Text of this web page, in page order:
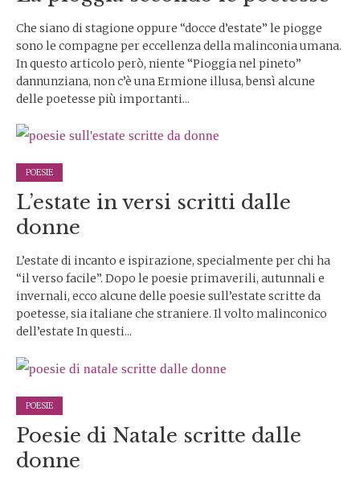
Che siano di stagione oppure “docce d’estate” le piogge
sono le compagne per eccellenza della malinconia umana.
In questo articolo però, niente “Pioggia nel pineto”
dannunziana, non c’è una Ermione illusa, bensì alcune
delle poetesse più importanti...
POESIE
L’estate in versi scritti dalle
donne
L’estate di incanto e ispirazione, specialmente per chi ha
“il verso facile”. Dopo le poesie primaverili, autunnali e
invernali, ecco alcune delle poesie sull’estate scritte da
poetesse, sia italiane che straniere. Il volto malinconico
dell’estate In questi...
POESIE
Poesie di Natale scritte dalle
donne